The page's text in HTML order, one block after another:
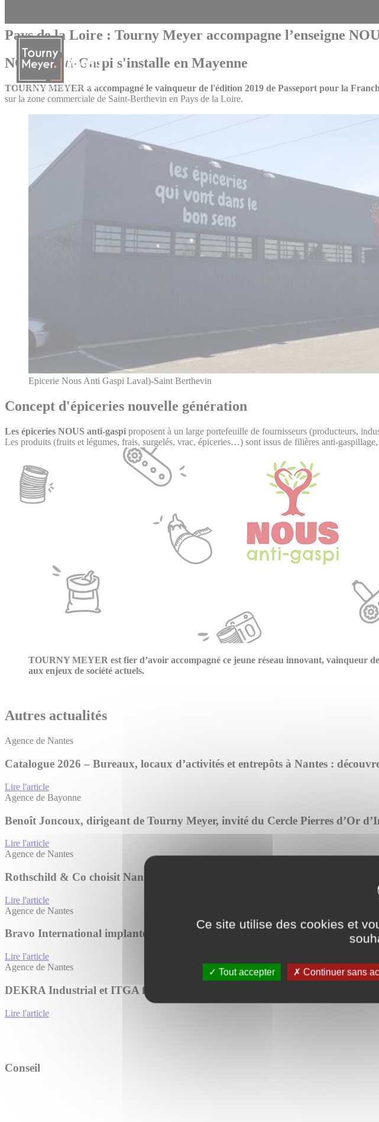
Ce site utilise des cookies et
Tout accepter Continuer sans
La connaissance des territoires
Pays de la Loire : Tourny Meyer accompagne l’enseigne
NOUS Anti-Gaspi s'installe en Mayenne
TOURNY MEYER a accompagné le vainqueur de l'édition 2019 de Passeport pour la
sur la zone commerciale de Saint-Berthevin en Pays de la Loire.
Epicerie Nous Anti Gaspi Laval)-Saint Berthevin
Concept d'épiceries nouvelle génération
Les épiceries NOUS anti-gaspi proposent à un large portefeuille de fournisseurs (producteurs,
Les produits (fruits et légumes, frais, surgelés, vrac, épiceries…) sont issus de filières anti-
TOURNY MEYER est fier d’avoir accompagné ce jeune réseau innovant, vainqueur
aux enjeux de société actuels.
Autres actualités
Agence de Nantes
Catalogue 2026 – Bureaux, locaux d’activités et entrepôts à Nantes :
Lire l'article
Agence de Bayonne
Benoît Joncoux, dirigeant de Tourny Meyer, invité du Cercle Pierres d’Or
Lire l'article
Agence de Nantes
Rothschild & Co choisit Nantes pour sa première implantation dans l’Ouest.
Lire l'article
Agence de Nantes
Bravo International implante son premier site industriel en France près de
Lire l'article
Agence de Nantes
DEKRA Industrial et ITGA font confiance à Tourny Meyer pour trouver
Lire l'article
Conseil